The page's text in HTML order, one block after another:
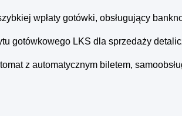
wpłaty gotówki, obsługujący
gotówkowego LKS dla sprzedaży
z automatycznym biletem,